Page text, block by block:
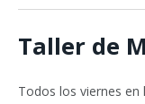
Taller de
Todos los viernes